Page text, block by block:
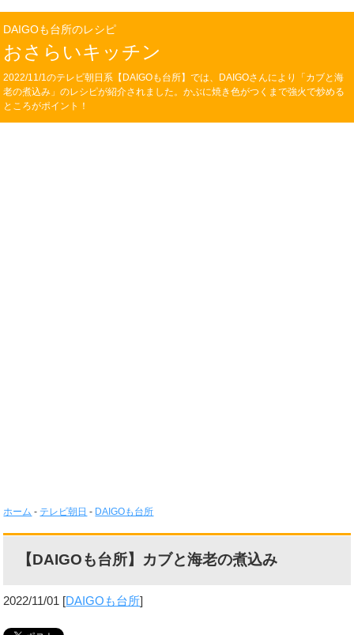
DAIGOも台所のレシピ
おさらいキッチン
2022/11/1のテレビ朝日系【DAIGOも台所】では、DAIGOさんにより「カブと海
老の煮込み」のレシピが紹介されました。かぶに焼き色がつくまで強火で炒める
ところがポイント！
ホーム - テレビ朝日 - DAIGOも台所
【DAIGOも台所】カブと海老の煮込み
2022/11/01 [DAIGOも台所]